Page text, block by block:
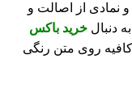
و نمادی از اصالت و
دنبال خرید باکس
روی متن رنگی